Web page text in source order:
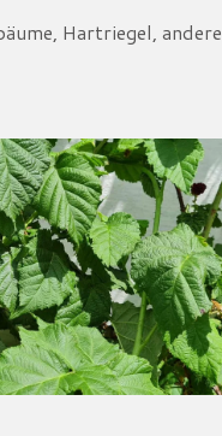
Hartriegel, andere